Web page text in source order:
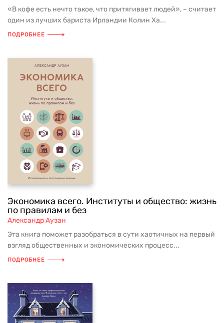
«В кофе есть нечто такое, что притягивает людей», – считает
один из лучших бариста Ирландии Колин Ха...
ПОДРОБНЕЕ
Экономика всего. Институты и общество: жизнь
по правилам и без
Александр Аузан
Эта книга поможет разобраться в сути хаотичных на первый
взгляд общественных и экономических процесс...
ПОДРОБНЕЕ